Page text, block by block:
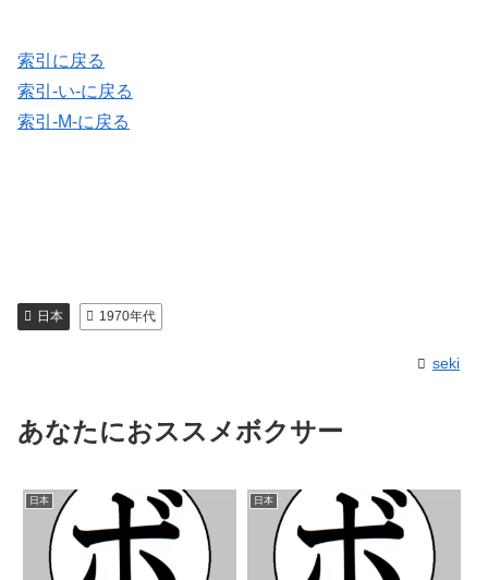
索引に戻る
索引-い-に戻る
索引-M-に戻る
日本 1970年代
seki
あなたにおススメボクサー
日本 日本